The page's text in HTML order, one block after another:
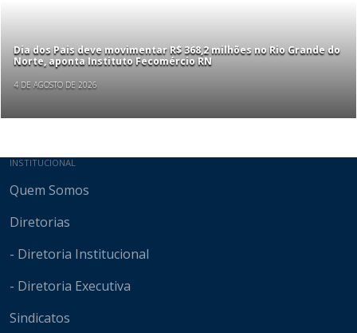
Dia dos Pais deve movimentar R$ 368,2 milhões no Rio Grande do
Norte, aponta Instituto Fecomércio RN
4 DE AGOSTO DE 2026
Mapa do site
INSTITUCIONAL
Quem Somos
Diretorias
- Diretoria Institucional
- Diretoria Executiva
Sindicatos